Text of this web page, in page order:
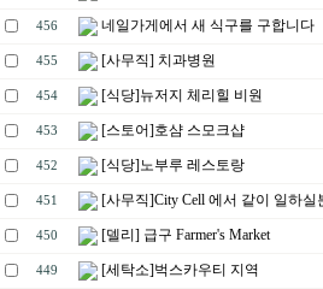
456 네일가게에서 새 식구를 구합니다
455 [사무직] 치과병원
454 [식당]뉴저지 체리힐 비원
453 [스토어]호샴 스모크샵
452 [식당]노부루 레스토랑
451 [사무직]City Cell 에서 같이 일하실
450 [델리] 급구 Farmer's Market
449 [세탁소]벅스카우티 지역